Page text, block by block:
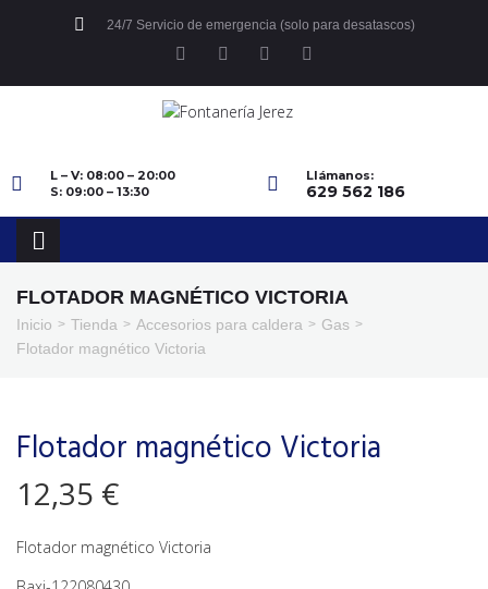
24/7 Servicio de emergencia (solo para desatascos)
L – V: 08:00 – 20:00
S: 09:00 – 13:30
Llámanos:
629 562 186
FLOTADOR MAGNÉTICO VICTORIA
Inicio > Tienda > Accesorios para caldera > Gas >
Flotador magnético Victoria
Flotador magnético Victoria
12,35 €
Flotador magnético Victoria